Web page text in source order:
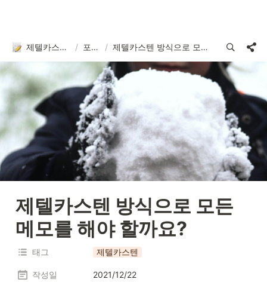
제텔카스텐 연구소 / 포스팅 / 제텔카스텐 방식으로 모든 메모를 해야 할까요?
제텔카스텐 방식으로 모든
메모를 해야 할까요?
태그 제텔카스텐
작성일 2021/12/22